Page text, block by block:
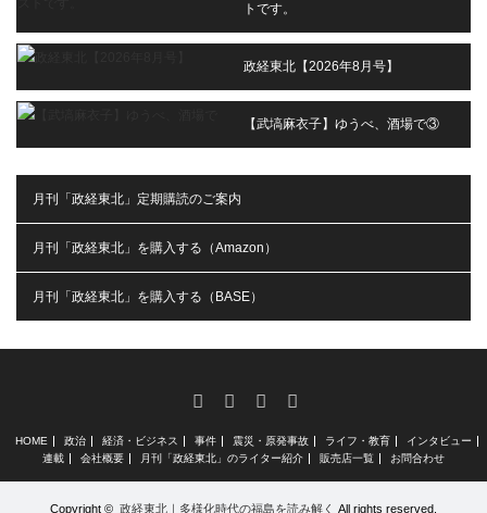
トです。
政経東北【2026年8月号】
【武塙麻衣子】ゆうべ、酒場で③
月刊「政経東北」定期購読のご案内
月刊「政経東北」を購入する（Amazon）
月刊「政経東北」を購入する（BASE）
FacebookInstagram
RSS
HOME 政治 経済・ビジネス 事件 震災・原発事故 ライフ・教育
インタビュー
連載
会社概要 月刊「政経東北」のライター紹介 販売店一覧 お問合わせ
Copyright © 政経東北｜多様化時代の福島を読み解く All rights reserved.